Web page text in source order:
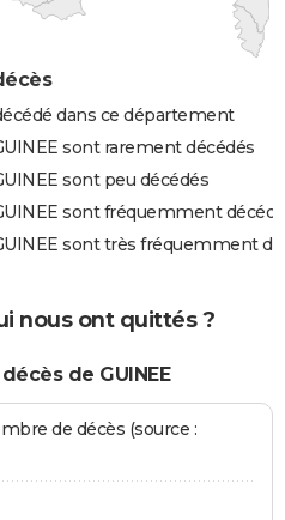
dans ce département
sont rarement décédés
sont peu décédés
sont fréquemment
sont très fréquemment
nous ont quittés ?
de GUINEE
de décès (source :